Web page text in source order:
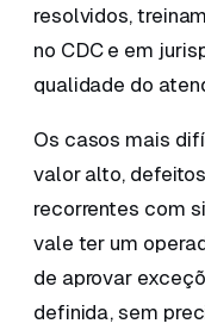
resolvidos,
no CDC e em
qualidade do
Os casos mais
valor alto,
recorrentes com
vale ter um
de aprovar
definida, sem